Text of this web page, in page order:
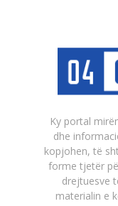
Ky portal
dhe
kopjohen, të
forme tjetër
drejtuesve
materialin e